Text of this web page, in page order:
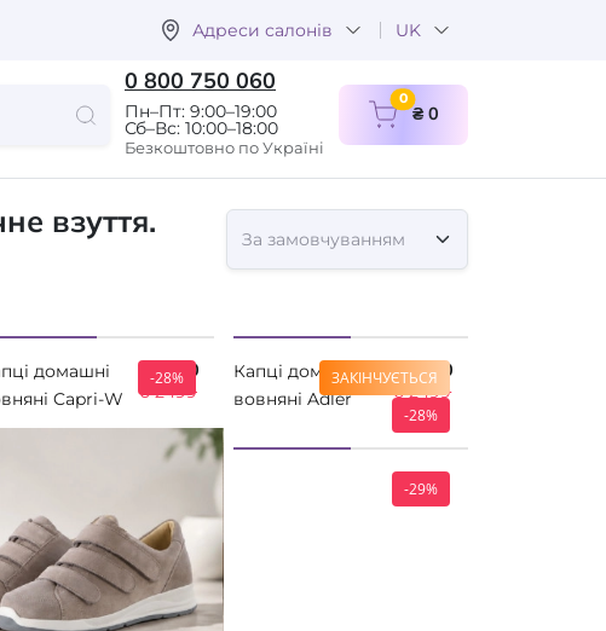
Адреси салонів UK
0 800 750 060
Пн–Пт: 9:00–19:00
Сб–Вс: 10:00–18:00
Безкоштовно по Україні
0items in cart
₴ 0
взуття.
-28%
домашні
Capri-W
₴ 1800
₴ 2499
ЗАКІНЧУЄТЬСЯ
-28%
Капці домашні
вовняні Adler
Comfortfusse
₴ 1800
₴ 2499
-29%